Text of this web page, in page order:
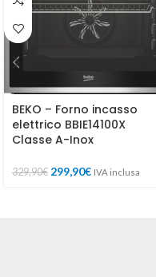
BEKO – Forno incasso
elettrico BBIE14100X
Classe A-Inox
329,90€ 299,90€ IVA inclusa